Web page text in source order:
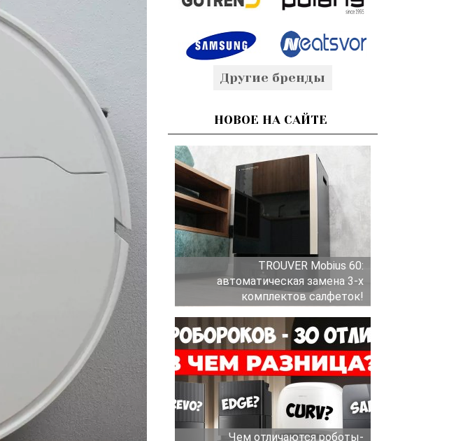
Другие бренды
НОВОЕ НА САЙТЕ
TROUVER Mobius 60:
автоматическая замена 3-х
комплектов салфеток!
Чем отличаются роботы-